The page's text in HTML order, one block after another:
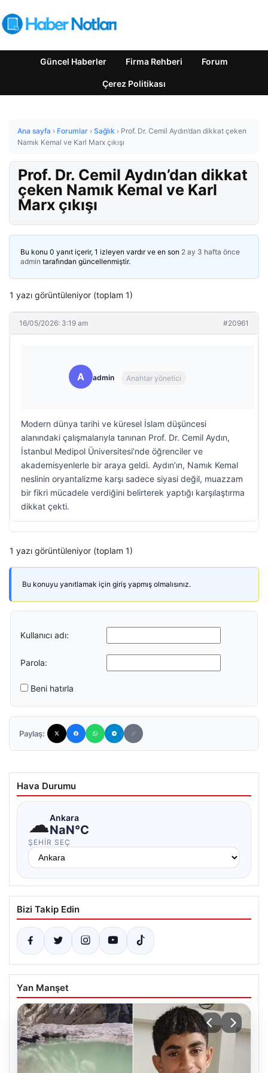
Güncel Haberler Firma Rehberi Forum
Çerez Politikası
Ana sayfa › Forumlar › Sağlık › Prof. Dr. Cemil Aydın’dan dikkat çeken
Namık Kemal ve Karl Marx çıkışı
Prof. Dr. Cemil Aydın’dan dikkat
çeken Namık Kemal ve Karl
Marx çıkışı
Bu konu 0 yanıt içerir, 1 izleyen vardır ve en son 2 ay 3 hafta önce
admin tarafından güncellenmiştir.
1 yazı görüntüleniyor (toplam 1)
16/05/2026: 3:19 am #20961
A admin Anahtar yönetici
Modern dünya tarihi ve küresel İslam düşüncesi
alanındaki çalışmalarıyla tanınan Prof. Dr. Cemil Aydın,
İstanbul Medipol Üniversitesi’nde öğrenciler ve
akademisyenlerle bir araya geldi. Aydın’ın, Namık Kemal
neslinin oryantalizme karşı sadece siyasi değil, muazzam
bir fikri mücadele verdiğini belirterek yaptığı karşılaştırma
dikkat çekti.
1 yazı görüntüleniyor (toplam 1)
Bu konuyu yanıtlamak için giriş yapmış olmalısınız.
Kullanıcı adı:
Parola:
Beni hatırla
Paylaş:
Hava Durumu
☁Ankara
NaN°C
ŞEHIR SEÇ
Bizi Takip Edin
Yan Manşet